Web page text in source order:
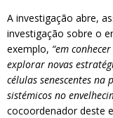
A investigação abre,
investigação sobre o
exemplo, “em
explorar novas
células senescentes na
sistémicos no
cocoordenador deste